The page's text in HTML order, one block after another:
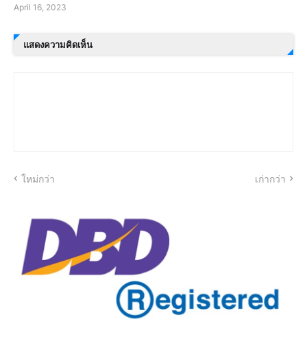
April 16, 2023
แสดงความคิดเห็น
ใหม่กว่า เก่ากว่า